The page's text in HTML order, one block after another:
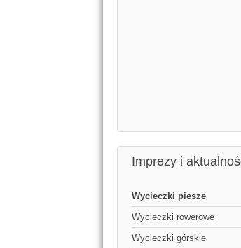
Imprezy i
Wycieczki piesze
Wycieczki rowerowe
Wycieczki górskie